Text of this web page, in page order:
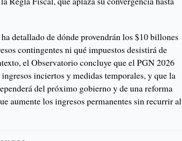
detallado de dónde provendrán los $10 billones
contingentes ni qué impuestos desistirá de
el Observatorio concluye que el PGN 2026
inciertos y medidas temporales, y que la
del próximo gobierno y de una reforma
aumente los ingresos permanentes sin recurrir al